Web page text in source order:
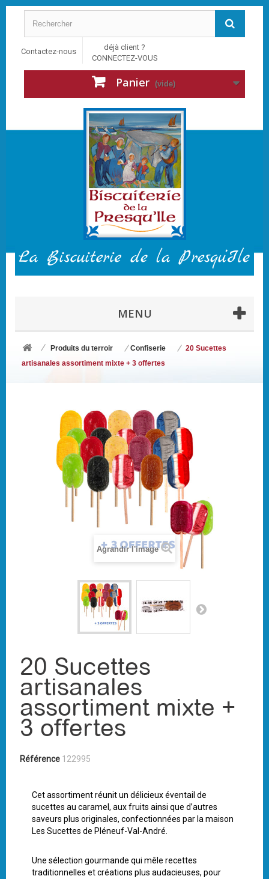
Contactez-nous
déjà client ?
CONNECTEZ-VOUS
Panier (vide)
MENU
Produits du terroir Confiserie
20 Sucettes
artisanales assortiment mixte + 3 offertes
Agrandir l'image
20 Sucettes
artisanales
assortiment mixte +
3 offertes
Référence 122995
Cet assortiment réunit un délicieux éventail de
sucettes au caramel, aux fruits ainsi que d’autres
saveurs plus originales, confectionnées par la maison
Les Sucettes de Pléneuf-Val-André.
Une sélection gourmande qui mêle recettes
traditionnelles et créations plus audacieuses, pour